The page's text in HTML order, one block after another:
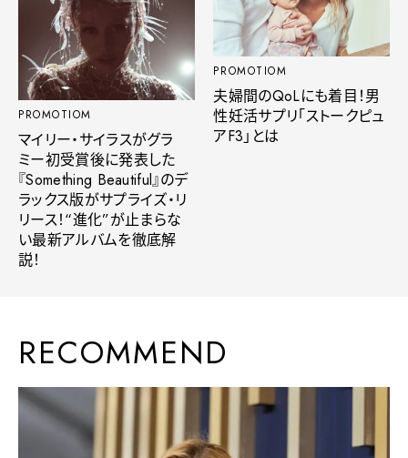
PROMOTIOM
マイリー・サイラスがグラ
ミー初受賞後に発表した
『Something Beautiful』のデ
ラックス版がサプライズ・リ
リース！“進化”が止まらな
い最新アルバムを徹底解
説！
PROMOTIOM
夫婦間のQoLにも着目！男
性妊活サプリ「ストークピュ
アF3」とは
RECOMMEND